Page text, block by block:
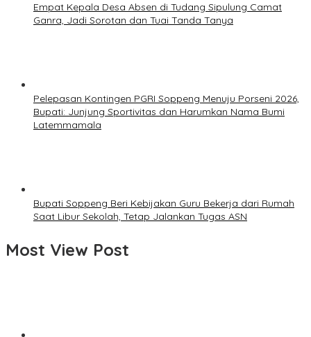
Empat Kepala Desa Absen di Tudang Sipulung Camat
Ganra, Jadi Sorotan dan Tuai Tanda Tanya
Pelepasan Kontingen PGRI Soppeng Menuju Porseni 2026,
Bupati: Junjung Sportivitas dan Harumkan Nama Bumi
Latemmamala
Bupati Soppeng Beri Kebijakan Guru Bekerja dari Rumah
Saat Libur Sekolah, Tetap Jalankan Tugas ASN
Most View Post